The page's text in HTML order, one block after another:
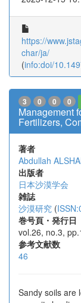
https://
char/ja/
(info:doi/
3 0 0 0
Management
Fertilizers,
著者
Abdullah
出版者
日本沙漠学会
雑誌
沙漠研究 (
巻号頁・発行日
vol.26, no.3,
参考文献数
46
Sandy soils are